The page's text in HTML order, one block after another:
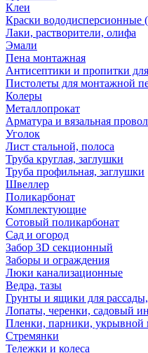
Клеи
Краски вододисперсионные
Лаки, растворители, олифа
Эмали
Пена монтажная
Антисептики и пропитки
Пистолеты для монтажной
Колеры
Металлопрокат
Арматура и вязальная
Уголок
Лист стальной, полоса
Труба круглая, заглушки
Труба профильная, заглушки
Швеллер
Поликарбонат
Комплектующие
Сотовый поликарбонат
Сад и огород
Забор 3D секционный
Заборы и ограждения
Люки канализационные
Ведра, тазы
Грунты и ящики для рассады,
Лопаты, черенки, садовый
Пленки, парники, укрывной
Стремянки
Тележки и колеса